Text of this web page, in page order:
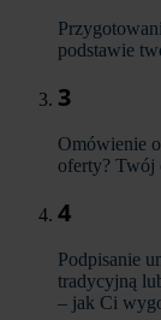
podstawie
3
Omówienie
oferty? Twój
4
Podpisanie
tradycyjną
– jak Ci